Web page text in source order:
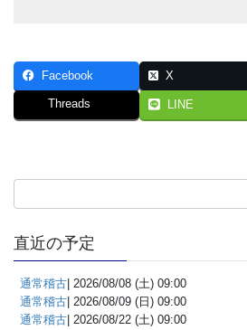
Facebook X
Threads LINE
直近の予定
通常稽古 | 2026/08/08 (土) 09:00
通常稽古 | 2026/08/09 (日) 09:00
通常稽古 | 2026/08/22 (土) 09:00